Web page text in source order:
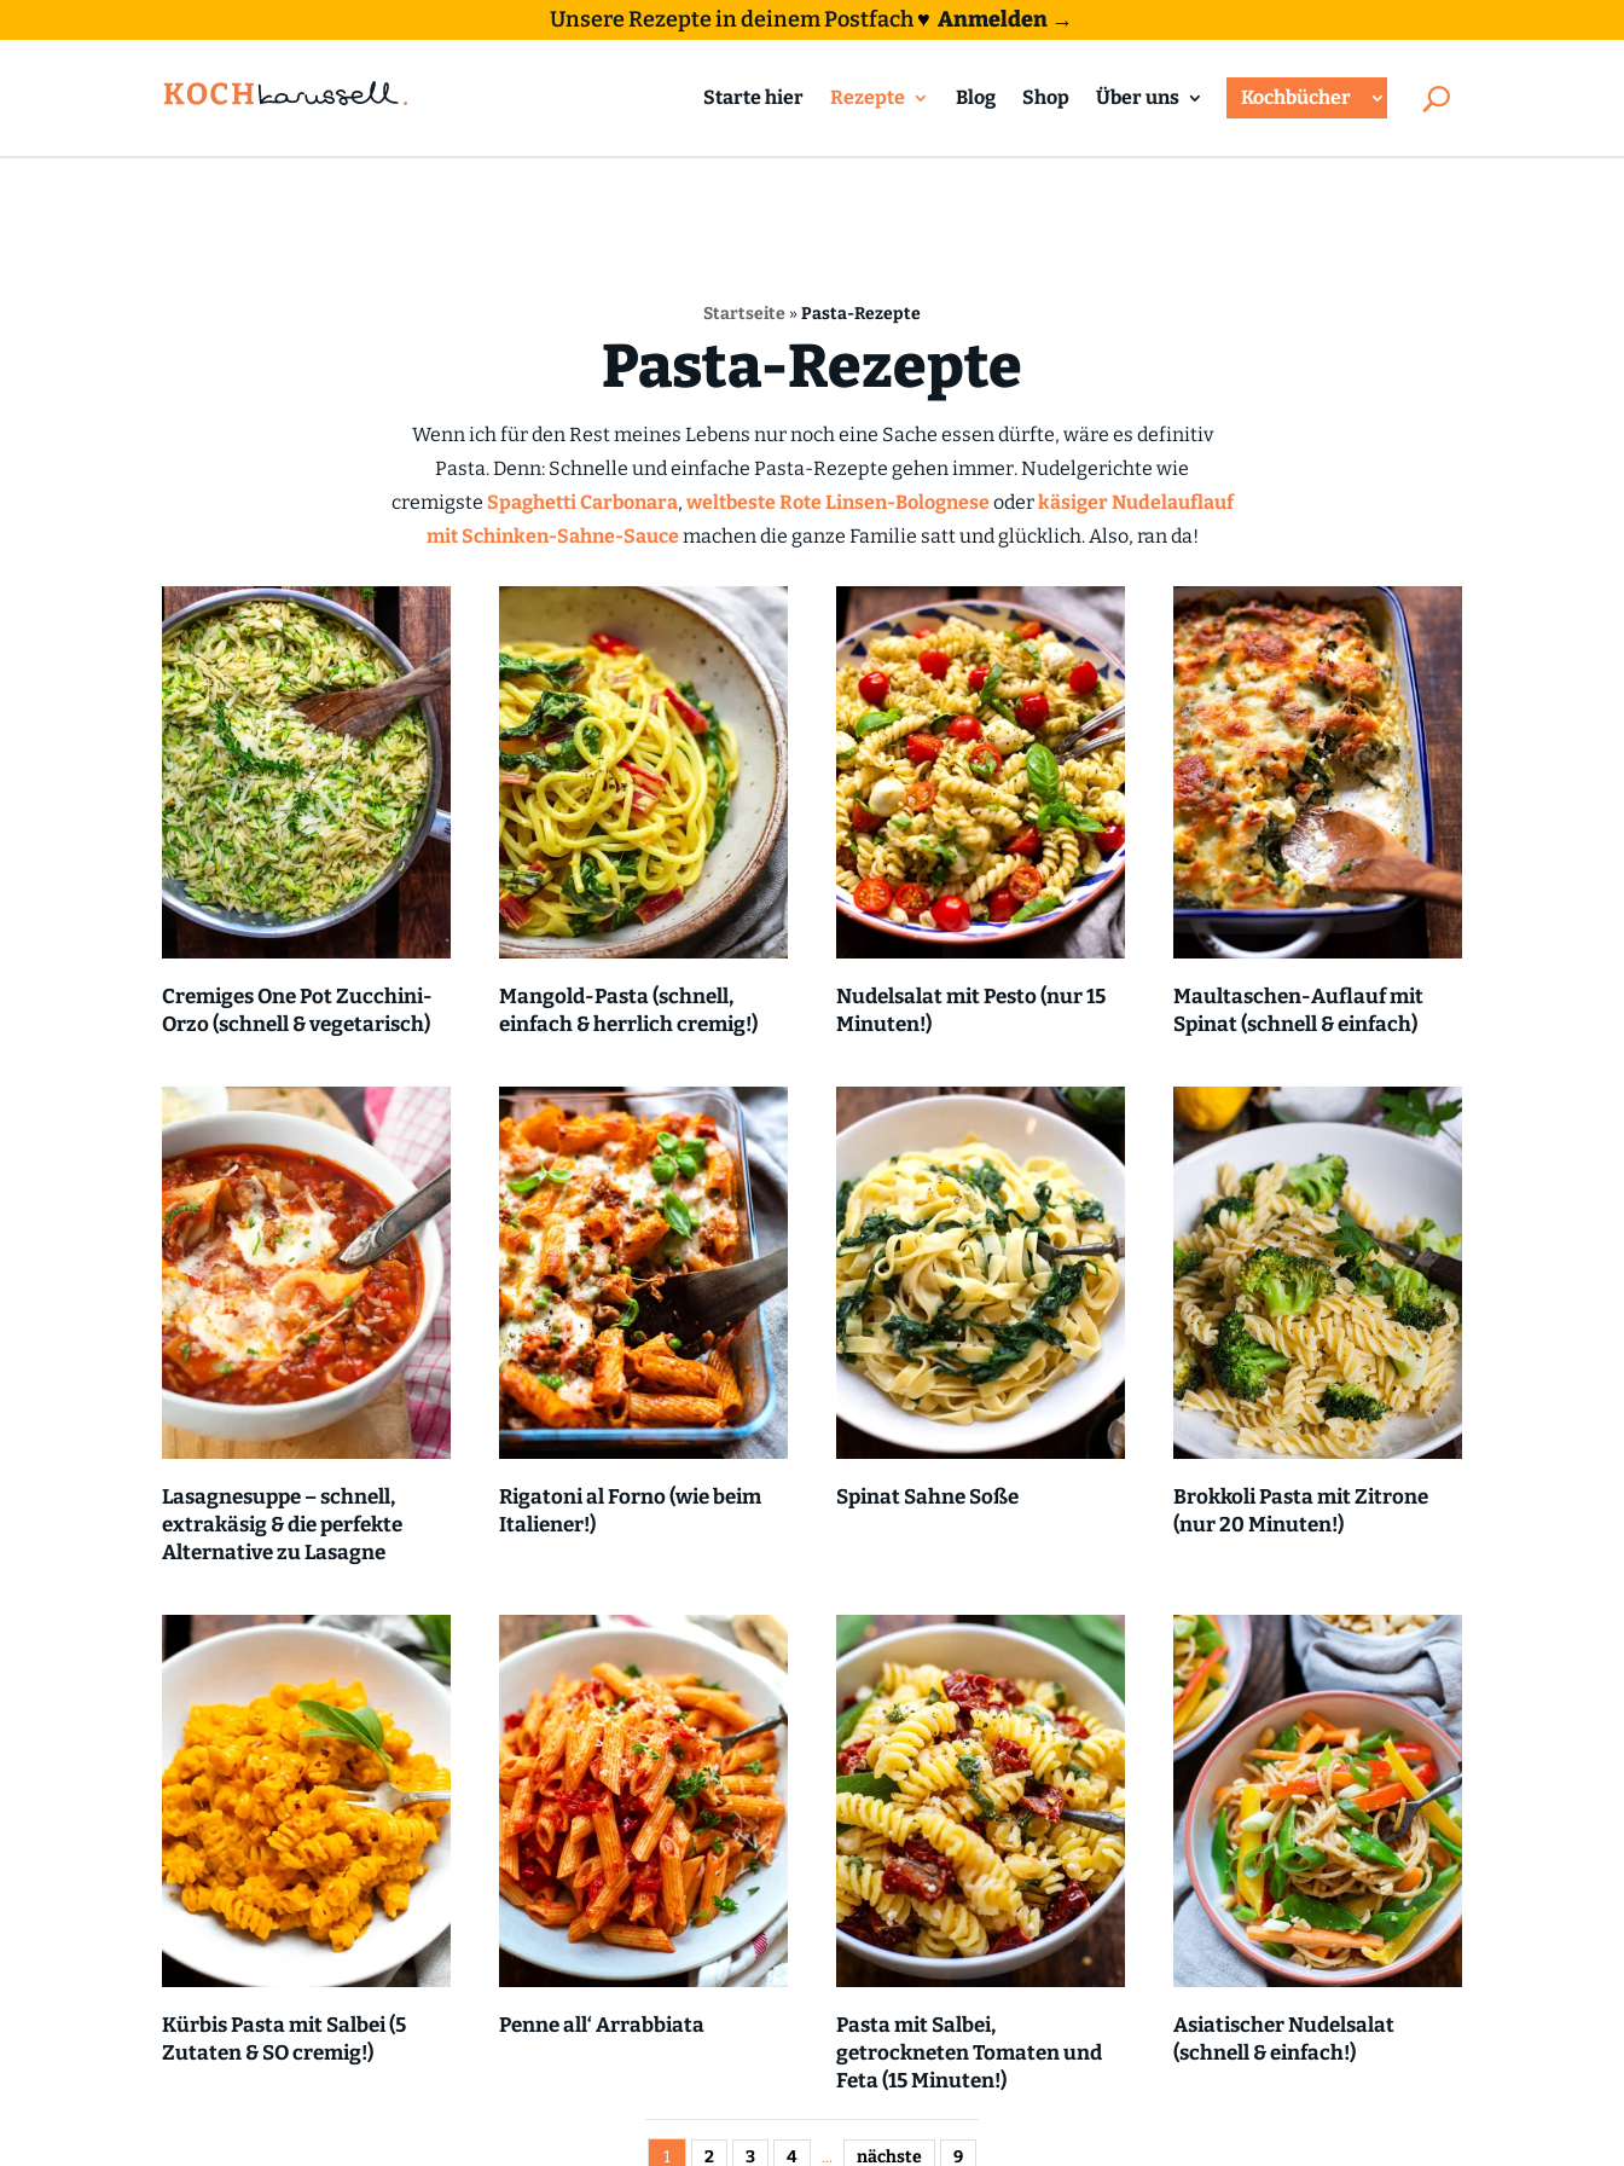
Unsere Rezepte in deinem Postfach♥ Anmelden →
Starte hier Rezepte Blog Shop Über uns Kochbücher
Startseite »Pasta-Rezepte
Pasta-Rezepte
Wenn ich für den Rest meines Lebens nur noch eine Sache essen dürfte, wäre es definitiv
Pasta. Denn: Schnelle und einfache Pasta-Rezepte gehen immer. Nudelgerichte wie
cremigste Spaghetti Carbonara, weltbeste Rote Linsen-Bologneseoderkäsiger Nudelauflauf
mit Schinken-Sahne-Saucemachen die ganze Familie satt und glücklich. Also, ran da!
Cremiges One Pot Zucchini-
Orzo (schnell & vegetarisch)
Mangold-Pasta (schnell,
einfach & herrlich cremig!)
Nudelsalat mit Pesto (nur 15
Minuten!)
Maultaschen-Auflauf mit
Spinat (schnell & einfach)
Lasagnesuppe – schnell,
extrakäsig & die perfekte
Alternative zu Lasagne
Rigatoni al Forno (wie beim
Italiener!)
Spinat Sahne Soße
Brokkoli Pasta mit Zitrone
(nur 20 Minuten!)
Kürbis Pasta mit Salbei (5
Zutaten & SO cremig!)
Penne all‘ Arrabbiata
Pasta mit Salbei,
getrockneten Tomaten und
Feta (15 Minuten!)
Asiatischer Nudelsalat
(schnell & einfach!)
1 2 3 4 ... nächste 9